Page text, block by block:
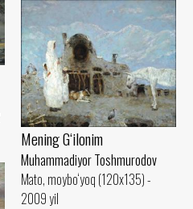
Mening G‘ilonim
Muhammadiyor Toshmurodov
Mato, moybo‘yoq (120x135) -
2009 yil